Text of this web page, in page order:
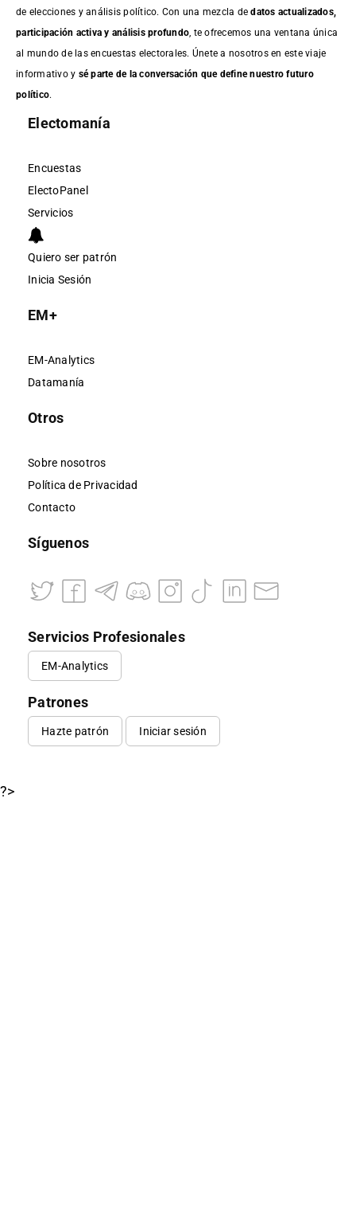
de elecciones y análisis político. Con una mezcla dedatos actualizados,
participación activa y análisis profundo , te ofrecemos una ventana única
al mundo de las encuestas electorales. Únete a nosotros en este viaje
informativo y sé parte de la conversación que define nuestro futuro
político.
Electomanía
Encuestas
ElectoPanel
Servicios
Quiero ser patrón
Inicia Sesión
EM+
EM-Analytics
Datamanía
Otros
Sobre nosotros
Política de Privacidad
Contacto
Síguenos
Servicios Profesionales
EM-Analytics
Patrones
Hazte patrón Iniciar sesión
?>